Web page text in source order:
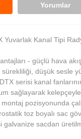
Yorumlar
Yuvarlak Kanal Tipi
- güçlü hava
sürekliliği, düşük sesle
serisi kanal
sağlayarak
pozisyonunda
toz boyalı sac
galvanize sacdan